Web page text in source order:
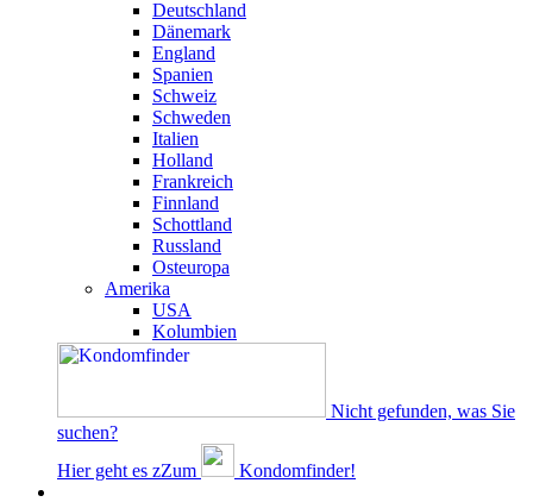
Deutschland
Dänemark
England
Spanien
Schweiz
Schweden
Italien
Holland
Frankreich
Finnland
Schottland
Russland
Osteuropa
Amerika
USA
Kolumbien
Nicht gefunden, was Sie
suchen?
Hier geht es zZum
Kondomfinder!